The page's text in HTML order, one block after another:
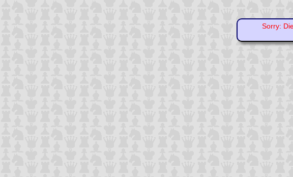
Sorry: